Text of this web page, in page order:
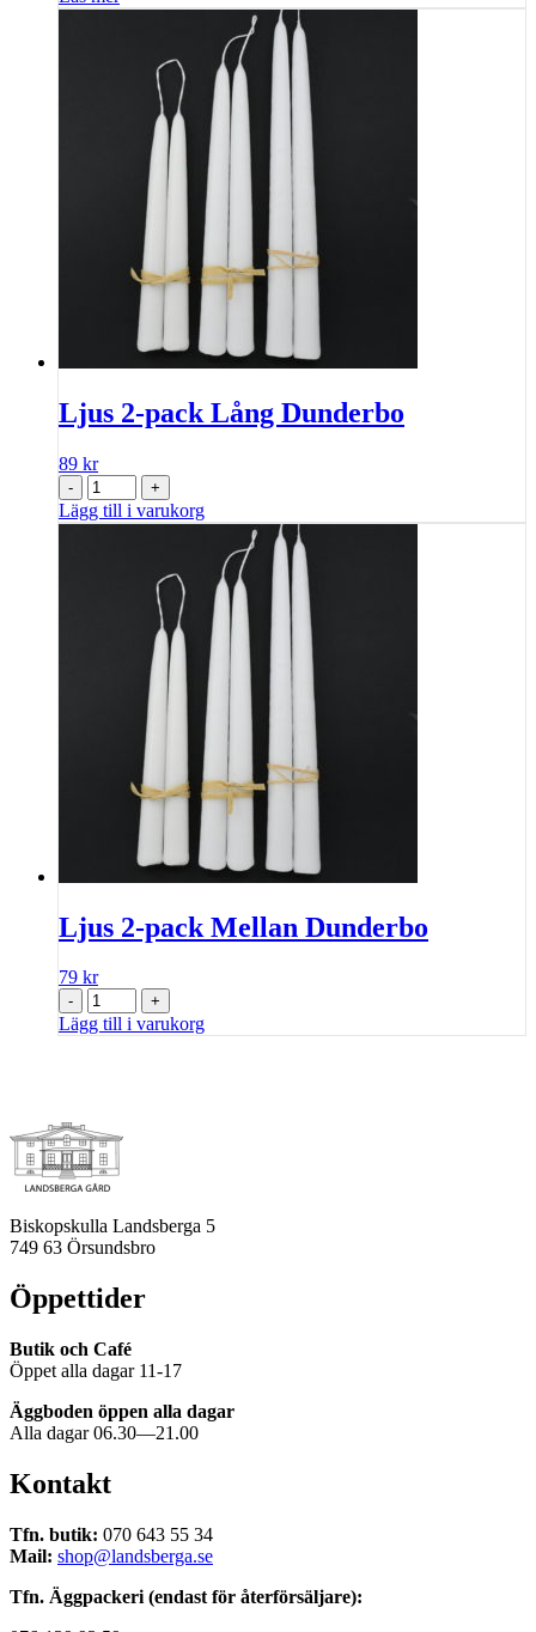
Ljus 2-pack Lång Dunderbo
89 kr
- +
Lägg till i varukorg
Ljus 2-pack Mellan Dunderbo
79 kr
- +
Lägg till i varukorg
Biskopskulla Landsberga 5
749 63 Örsundsbro
Öppettider
Butik och Café
Öppet alla dagar 11-17
Äggboden öppen alla dagar
Alla dagar 06.30—21.00
Kontakt
Tfn. butik: 070 643 55 34
Mail: shop@landsberga.se
Tfn. Äggpackeri (endast för återförsäljare):